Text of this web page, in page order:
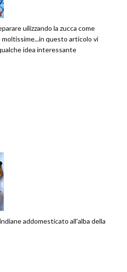
uilizzando la zucca come
questo articolo vi
idea interessante
addomesticato all'alba della